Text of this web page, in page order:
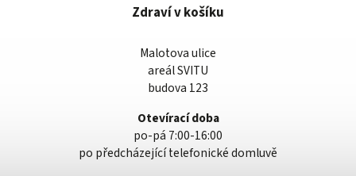
Zdraví v košíku
Malotova ulice
areál SVITU
budova 123
Otevírací doba
po-pá 7:00-16:00
po předcházející telefonické domluvě